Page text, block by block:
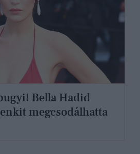
Bella Hadid
megcsodálhatta